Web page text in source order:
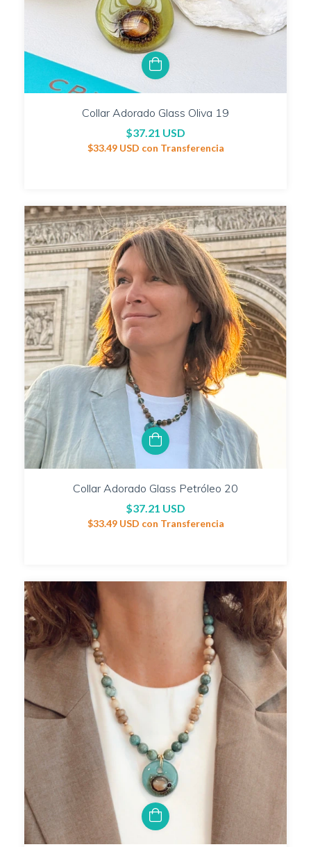
Collar Adorado Glass Oliva 19
$37.21 USD
$33.49 USD con Transferencia
Collar Adorado Glass Petróleo 20
$37.21 USD
$33.49 USD con Transferencia